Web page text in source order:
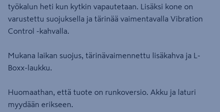
työkalun heti kun kytkin vapautetaan. Lisäksi kone on
varustettu suojuksella ja tärinää vaimentavalla Vibration
Control -kahvalla.
Mukana laikan suojus, tärinävaimennettu lisäkahva ja L-
Boxx-laukku.
Huomaathan, että tuote on runkoversio. Akku ja laturi
myydään erikseen.